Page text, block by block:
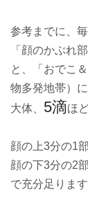
参考までに、
「顔のかぶれ
と、「おでこ
物多発地帯）
大体、 5滴ほど
顔の上3分の1
顔の下3分の2
で充分足ります